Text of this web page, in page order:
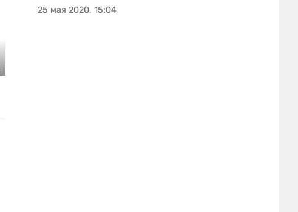
25 мая 2020, 15:04